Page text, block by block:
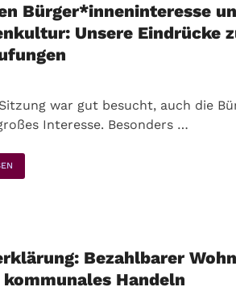
Bürger*inneninteresse
Unsere Eindrücke
war gut besucht, auch die
Interesse. Besonders …
Bezahlbarer
Handeln